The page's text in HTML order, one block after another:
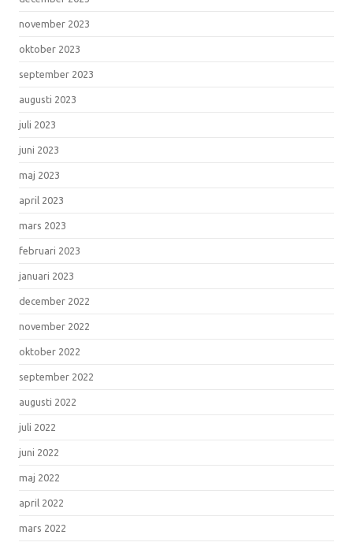
november 2023
oktober 2023
september 2023
augusti 2023
juli 2023
juni 2023
maj 2023
april 2023
mars 2023
februari 2023
januari 2023
december 2022
november 2022
oktober 2022
september 2022
augusti 2022
juli 2022
juni 2022
maj 2022
april 2022
mars 2022